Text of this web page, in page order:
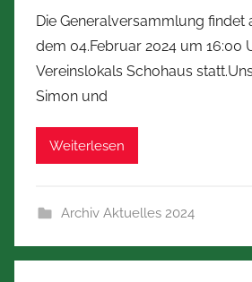
Die Generalversammlung findet
dem 04.Februar 2024 um 16:00
Vereinslokals Schohaus
Simon und
Weiterlesen
Archiv Aktuelles 2024